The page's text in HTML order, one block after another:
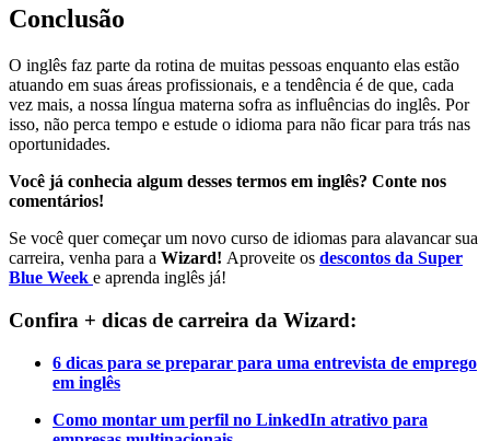
Conclusão
O inglês faz parte da rotina de muitas pessoas enquanto elas estão
atuando em suas áreas profissionais, e a tendência é de que, cada
vez mais, a nossa língua materna sofra as influências do inglês. Por
isso, não perca tempo e estude o idioma para não ficar para trás nas
oportunidades.
Você já conhecia algum desses termos em inglês? Conte nos
comentários!
Se você quer começar um novo curso de idiomas para alavancar sua
carreira, venha para a Wizard! Aproveite os descontos da Super
Blue Week e aprenda inglês já!
Confira + dicas de carreira da Wizard:
6 dicas para se preparar para uma entrevista de emprego
em inglês
Como montar um perfil no LinkedIn atrativo para